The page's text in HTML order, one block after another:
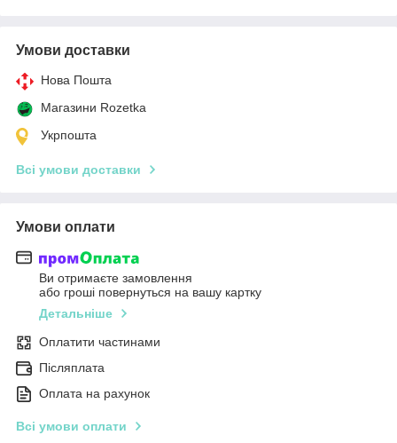
Умови доставки
Нова Пошта
Магазини Rozetka
Укрпошта
Всі умови доставки
Умови оплати
Ви отримаєте замовлення
або гроші повернуться на вашу картку
Детальніше
Оплатити частинами
Післяплата
Оплата на рахунок
Всі умови оплати